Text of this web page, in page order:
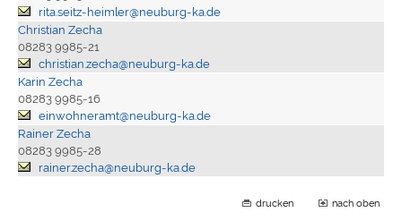
rita.seitz-heimler@neuburg-ka.de
Christian Zecha
08283 9985-21
christian.zecha@neuburg-ka.de
Karin Zecha
08283 9985-16
einwohneramt@neuburg-ka.de
Rainer Zecha
08283 9985-28
rainer.zecha@neuburg-ka.de
drucken nach oben